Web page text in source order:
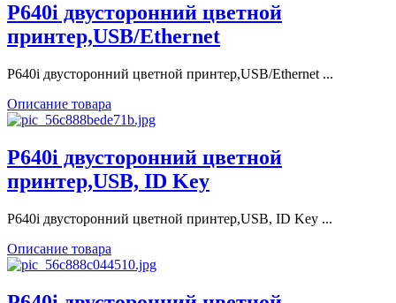
P640i двусторонний цветной
принтер,USB/Ethernet
P640i двусторонний цветной принтер,USB/Ethernet ...
Описание товара
P640i двусторонний цветной
принтер,USB, ID Key
P640i двусторонний цветной принтер,USB, ID Key ...
Описание товара